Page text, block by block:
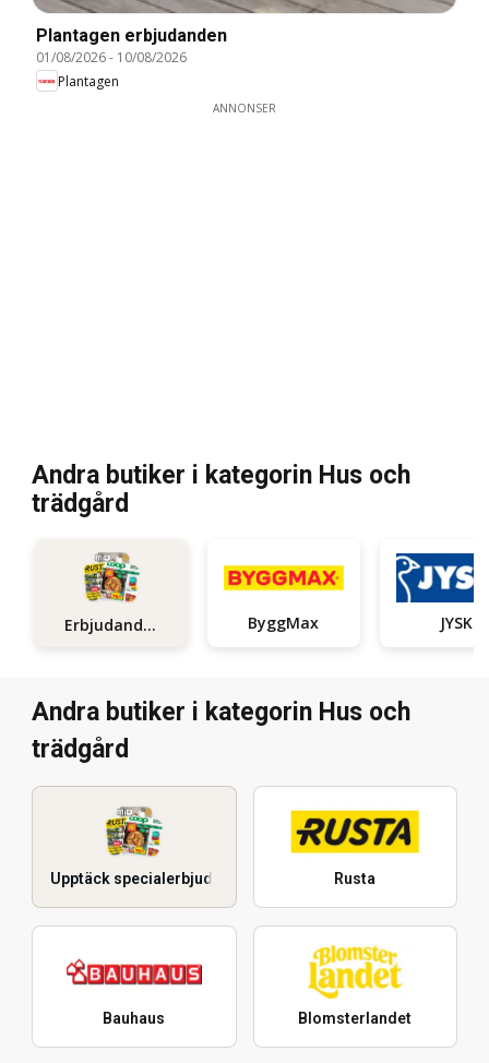
Plantagen erbjudanden
01/08/2026- 10/08/2026
Plantagen
ANNONSER
Andra butiker i kategorin Hus och
trädgård
Erbjudanden ByggMax JYSK
Andra butiker i kategorin Hus och
trädgård
Upptäck specialerbjudanden Rusta
Bauhaus Blomsterlandet